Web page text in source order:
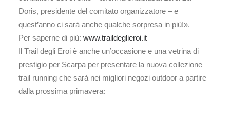
Doris, presidente del comitato organizzatore – e
quest’anno ci sarà anche qualche sorpresa in più!».
Per saperne di più: www.traildeglieroi.it
Il Trail degli Eroi è anche un’occasione e una vetrina di
prestigio per Scarpa per presentare la nuova collezione
trail running che sarà nei migliori negozi outdoor a partire
dalla prossima primavera: